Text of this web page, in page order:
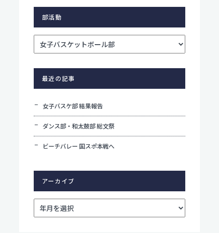
サイトポリシー
部活動
最近の記事
女子バスケ部 結果報告
ダンス部・和太鼓部 総文祭
ビーチバレー 国スポ本戦へ
アーカイブ